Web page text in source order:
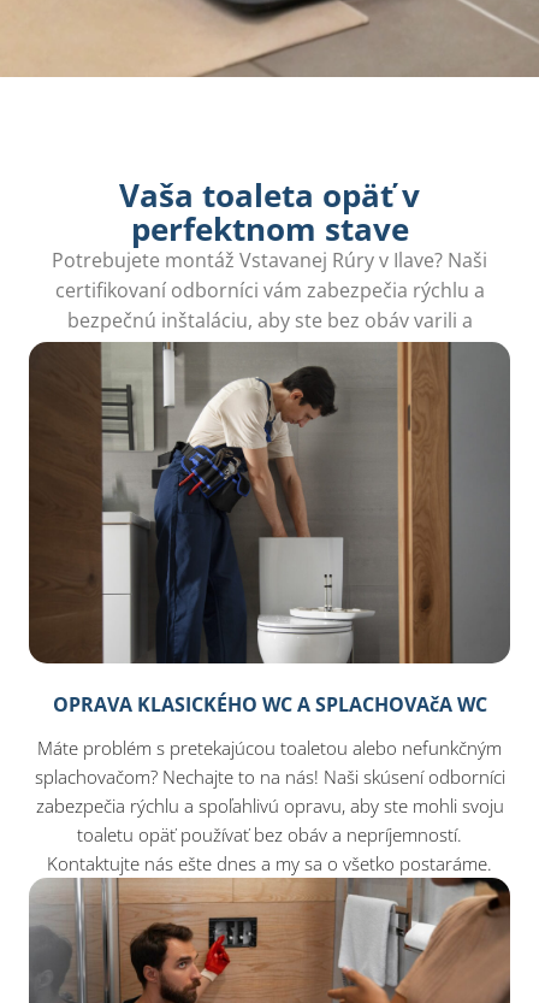
Vaša toaleta opäť v
perfektnom stave
Potrebujete montáž Vstavanej Rúry v Ilave? Naši
certifikovaní odborníci vám zabezpečia rýchlu a
bezpečnú inštaláciu, aby ste bez obáv varili a
užívali si svoj nový kuchynský priestor.
OPRAVA KLASICKÉHO WC A SPLACHOVAčA WC
Máte problém s pretekajúcou toaletou alebo nefunkčným
splachovačom? Nechajte to na nás! Naši skúsení odborníci
zabezpečia rýchlu a spoľahlivú opravu, aby ste mohli svoju
toaletu opäť používať bez obáv a nepríjemností.
Kontaktujte nás ešte dnes a my sa o všetko postaráme.